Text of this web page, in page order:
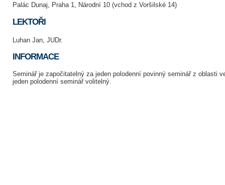
Palác Dunaj, Praha 1, Národní 10 (vchod z Voršilské 14)
LEKTOŘI
Luhan Jan, JUDr.
INFORMACE
Seminář je započitatelný za jeden polodenní povinný seminář z oblasti
jeden polodenní seminář volitelný.